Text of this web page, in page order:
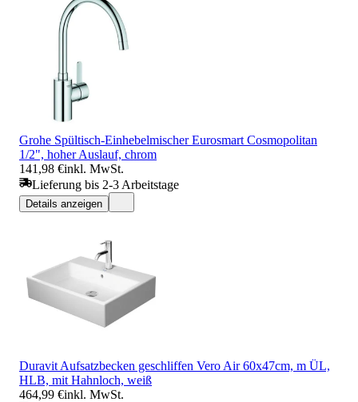
Grohe Spültisch-Einhebelmischer Eurosmart Cosmopolitan
1/2", hoher Auslauf, chrom
141,98 €inkl. MwSt.
Lieferung bis 2-3 Arbeitstage
Details anzeigen
Duravit Aufsatzbecken geschliffen Vero Air 60x47cm, m ÜL,
HLB, mit Hahnloch, weiß
464,99 €inkl. MwSt.